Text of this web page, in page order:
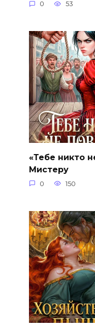
0 53
«Тебе никто
Мистеру
0 150